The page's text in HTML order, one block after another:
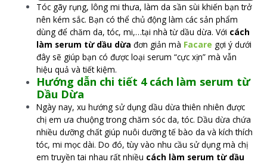
Tóc gãy rụng, lông mi thưa, làm da sần sùi khiến bạn trở
nên kém sắc. Bạn có thể chủ động làm các sản phẩm
dùng để chăm da, tóc, mi,…tại nhà từ dầu dừa. Với cách
làm serum từ dầu dừa đơn giản mà Facare gợi ý dưới
đây sẽ giúp bạn có được loại serum “cực xịn” mà vẫn
hiệu quả và tiết kiệm.
Hướng dẫn chi tiết 4 cách làm serum từ
Dầu Dừa
Ngày nay, xu hướng sử dụng dầu dừa thiên nhiên được
chị em ưa chuộng trong chăm sóc da, tóc. Dầu dừa chứa
nhiều dưỡng chất giúp nuôi dưỡng tế bào da và kích thích
tóc, mi mọc dài. Do đó, tùy vào nhu cầu sử dụng mà chị
em truyền tai nhau rất nhiều cách làm serum từ dầu